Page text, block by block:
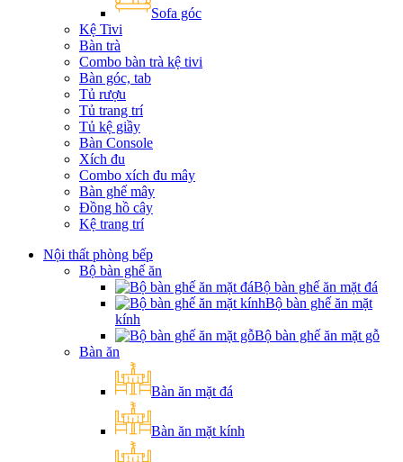
Sofa góc
Kệ Tivi
Bàn trà
Combo bàn trà kệ tivi
Bàn góc, tab
Tủ rượu
Tủ trang trí
Tủ kệ giầy
Bàn Console
Xích đu
Combo xích đu mây
Bàn ghế mây
Đồng hồ cây
Kệ trang trí
Nội thất phòng bếp
Bộ bàn ghế ăn
Bộ bàn ghế ăn mặt đá
Bộ bàn ghế ăn mặt
kính
Bộ bàn ghế ăn mặt gỗ
Bàn ăn
Bàn ăn mặt đá
Bàn ăn mặt kính